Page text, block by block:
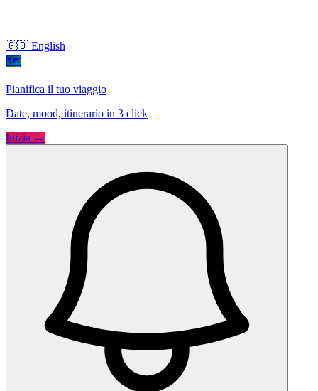
🇬🇧 English
🗺
Pianifica il tuo viaggio
Date, mood, itinerario in 3 click
Inizia →